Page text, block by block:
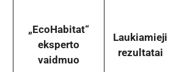
„EcoHabitat“
eksperto
vaidmuo
Laukiamieji
rezultatai